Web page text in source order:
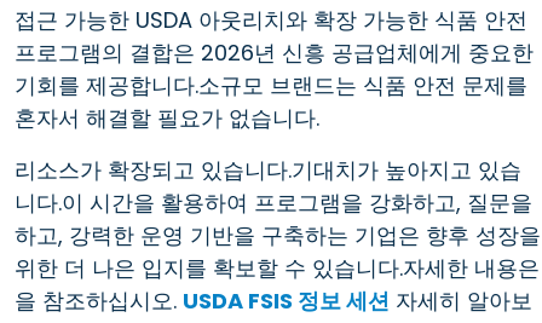
접근 가능한 USDA 아웃리치와 확장 가능한 식품 안전
프로그램의 결합은 2026년 신흥 공급업체에게 중요한
기회를 제공합니다.소규모 브랜드는 식품 안전 문제를
혼자서 해결할 필요가 없습니다.
리소스가 확장되고 있습니다.기대치가 높아지고 있습
니다.이 시간을 활용하여 프로그램을 강화하고, 질문을
하고, 강력한 운영 기반을 구축하는 기업은 향후 성장을
위한 더 나은 입지를 확보할 수 있습니다.자세한 내용은
을 참조하십시오. USDA FSIS 정보 세션 자세히 알아보